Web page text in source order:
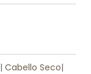
| Cabello Seco|